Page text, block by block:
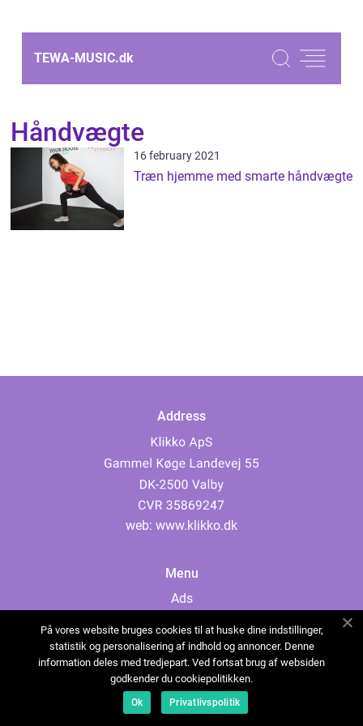
TEWA-MUSIC.dk
Håndvægte
16 february 2021
Træn hjemme med smarte håndvægte
Address
web: www.klikko.dk
Menu
Ads
Cookies
Contact
Sitemap
På vores website bruges cookies til at huske dine indstillinger,
statistik og personalisering af indhold og annoncer. Denne
information deles med tredjepart. Ved fortsat brug af websiden
godkender du cookiepolitikken.
Ok Privatlivspolitik